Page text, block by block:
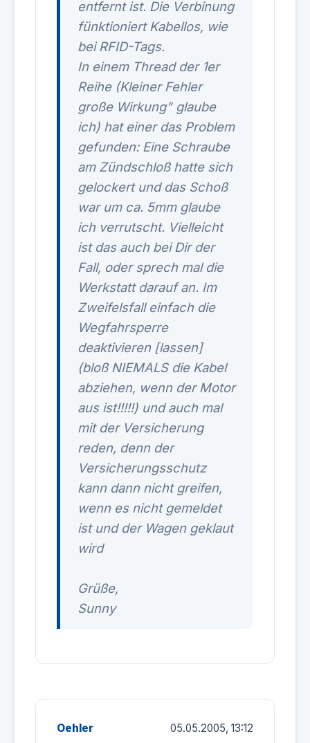
entfernt ist. Die Verbinung
fünktioniert Kabellos, wie
bei RFID-Tags.
In einem Thread der 1er
Reihe (Kleiner Fehler
große Wirkung" glaube
ich) hat einer das Problem
gefunden: Eine Schraube
am Zündschloß hatte sich
gelockert und das Schoß
war um ca. 5mm glaube
ich verrutscht. Vielleicht
ist das auch bei Dir der
Fall, oder sprech mal die
Werkstatt darauf an. Im
Zweifelsfall einfach die
Wegfahrsperre
deaktivieren [lassen]
(bloß NIEMALS die Kabel
abziehen, wenn der Motor
aus ist!!!!!) und auch mal
mit der Versicherung
reden, denn der
Versicherungsschutz
kann dann nicht greifen,
wenn es nicht gemeldet
ist und der Wagen geklaut
wird
Grüße,
Sunny
Oehler 05.05.2005, 13:12